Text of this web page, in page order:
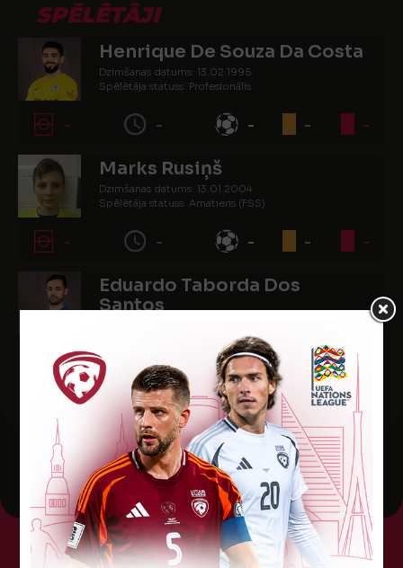
SPĒLĒTĀJI
Henrique De Souza Da Costa
Dzimšanas datums: 13.02.1995.
Spēlētāja statuss: Profesionālis
- - - - -
Marks Rusiņš
Dzimšanas datums: 13.01.2004.
Spēlētāja statuss: Amatieris (FSS)
- - - - -
Eduardo Taborda Dos
Santos
Spēlētāja statuss: Profesionālis
- - 1 1